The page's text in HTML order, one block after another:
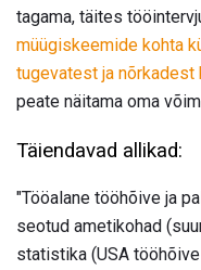
tagama, täites
müügiskeemide kohta
tugevatest ja nõrkadest
peate näitama oma
Täiendavad allikad:
"Tööalane tööhõive ja
seotud ametikohad
statistika (USA